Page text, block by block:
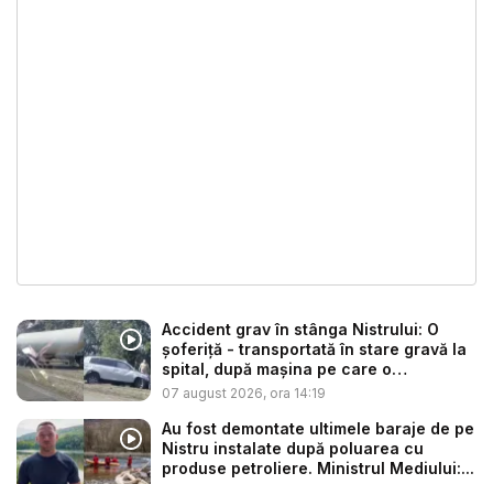
Accident grav în stânga Nistrului: O
șoferiță - transportată în stare gravă la
spital, după mașina pe care o
conduce...
07 august 2026, ora 14:19
Au fost demontate ultimele baraje de pe
Nistru instalate după poluarea cu
produse petroliere. Ministrul Mediului:...